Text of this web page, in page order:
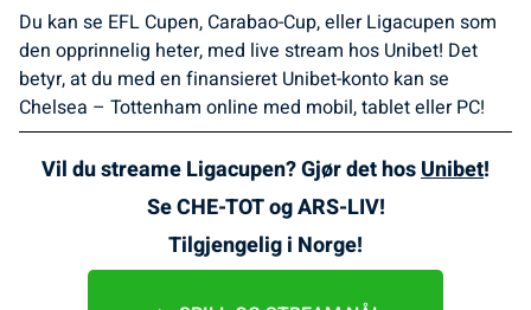
Du kan se EFL Cupen, Carabao-Cup, eller Ligacupen som
den opprinnelig heter, med live stream hos Unibet! Det
betyr, at du med en finansieret Unibet-konto kan se
Chelsea – Tottenham online med mobil, tablet eller PC!
Vil du streame Ligacupen? Gjør det hosUnibet!
Se CHE-TOT og ARS-LIV!
Tilgjengelig i Norge!